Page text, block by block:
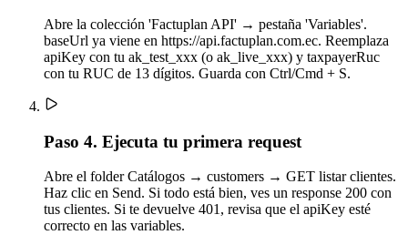
Abre la colección 'Factuplan API' → pestaña 'Variables'.
baseUrl ya viene en https://api.factuplan.com.ec. Reemplaza
apiKey con tu ak_test_xxx (o ak_live_xxx) y taxpayerRuc
con tu RUC de 13 dígitos. Guarda con Ctrl/Cmd + S.
Paso 4. Ejecuta tu primera request
Abre el folder Catálogos → customers → GET listar clientes.
Haz clic en Send. Si todo está bien, ves un response 200 con
tus clientes. Si te devuelve 401, revisa que el apiKey esté
correcto en las variables.